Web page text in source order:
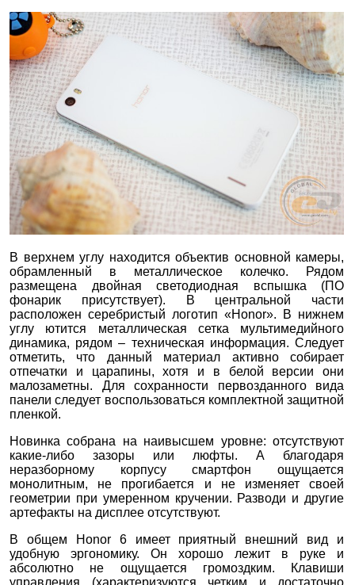
В верхнем углу находится объектив основной камеры,
обрамленный в металлическое колечко. Рядом
размещена двойная светодиодная вспышка (ПО
фонарик присутствует). В центральной части
расположен серебристый логотип «Honor». В нижнем
углу ютится металлическая сетка мультимедийного
динамика, рядом – техническая информация. Следует
отметить, что данный материал активно собирает
отпечатки и царапины, хотя и в белой версии они
малозаметны. Для сохранности первозданного вида
панели следует воспользоваться комплектной защитной
пленкой.
Новинка собрана на наивысшем уровне: отсутствуют
какие-либо зазоры или люфты. А благодаря
неразборному корпусу смартфон ощущается
монолитным, не прогибается и не изменяет своей
геометрии при умеренном кручении. Разводи и другие
артефакты на дисплее отсутствуют.
В общем Honor 6 имеет приятный внешний вид и
удобную эргономику. Он хорошо лежит в руке и
абсолютно не ощущается громоздким. Клавиши